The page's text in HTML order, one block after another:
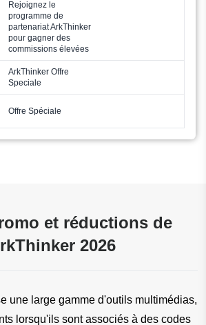
Rejoignez le
programme de
partenariat ArkThinker
pour gagner des
commissions élevées
ArkThinker Offre
Speciale
Offre Spéciale
et réductions de
2026
une large gamme d'outils multimédias,
lorsqu'ils sont associés à des codes